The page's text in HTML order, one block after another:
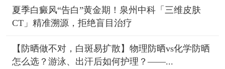
夏季白癜风“告白”黄金期！泉州中科「三维皮肤
CT」精准溯源，拒绝盲目治疗
【防晒做不对，白斑易扩散】物理防晒vs化学防晒
怎么选？游泳、出汗后如何护理？——...